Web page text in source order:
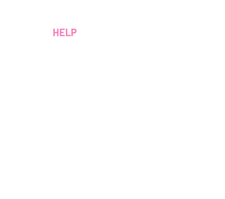
Du lundi au vendredi de 9h à 20h
HELP